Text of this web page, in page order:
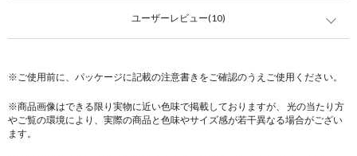
ユーザーレビュー(10)
※ご使用前に、パッケージに記載の注意書きをご確認のうえご使用ください。
※商品画像はできる限り実物に近い色味で掲載しておりますが、 光の当たり方
やご覧の環境により、実際の商品と色味やサイズ感が若干異なる場合がござい
ます。